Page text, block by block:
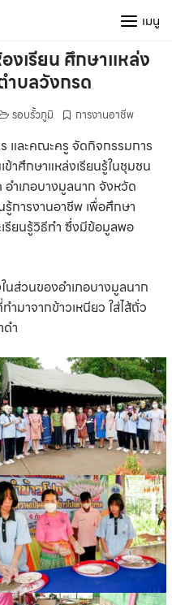
เมนู
งเรียน ศึกษาแหล่ง
ำบลวังกรด
รอบรั้วภูมิ การงานอาชีพ
และคณะครู จัดกิจกรรมการ
ข้าศึกษาแหล่งเรียนรู้ในชุมชน
ำเภอบางมูลนาก จังหวัด
การงานอาชีพ เพื่อศึกษา
รียนรู้วิธีทำ ซึ่งมีข้อมูลพอ
นส่วนของอำเภอบางมูลนาก
มาจากข้าวเหนียว ใส่ไส้ถั่ว
ำ